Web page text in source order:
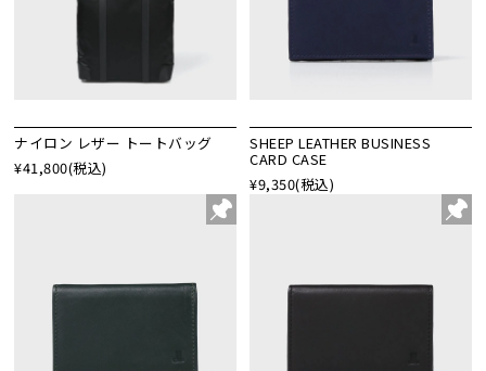
ナイロン レザー トートバッグ
¥41,800(税込)
SHEEP LEATHER BUSINESS
CARD CASE
¥9,350(税込)